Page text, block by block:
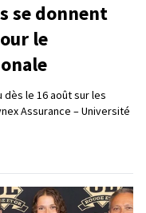
se donnent
le
le 16 août sur les
Assurance – Université